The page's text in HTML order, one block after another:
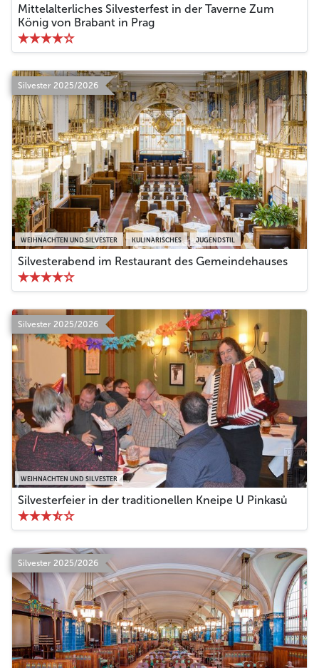
Mittelalterliches Silvesterfest in der Taverne Zum
König von Brabant in Prag
Silvester 2025/2026
WEIHNACHTEN UND SILVESTER KULINARISCHES JUGENDSTIL
Silvesterabend im Restaurant des Gemeindehauses
Silvester 2025/2026
WEIHNACHTEN UND SILVESTER
Silvesterfeier in der traditionellen Kneipe U Pinkasů
Silvester 2025/2026